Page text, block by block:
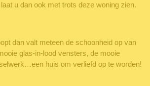
u dan ook met trots deze woning zien.
dan valt meteen de schoonheid op van
glas-in-lood vensters, de mooie
huis om verliefd op te worden!